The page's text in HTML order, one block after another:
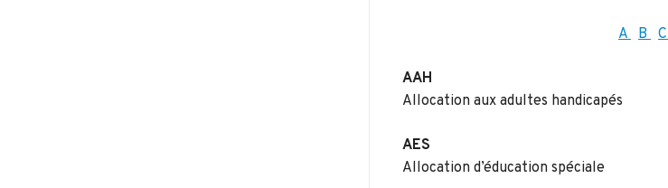
A B C
AAH
Allocation aux adultes handicapés
AES
Allocation d’éducation spéciale